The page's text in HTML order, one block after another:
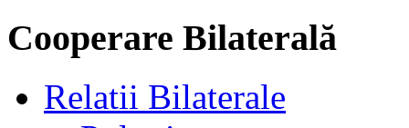
Cooperare Bilaterală
Relatii Bilaterale